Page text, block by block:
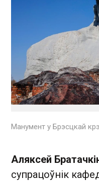
Манумент у Брэсцкай
Аляксей
супрацоўнік